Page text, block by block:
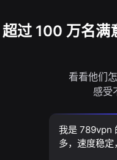
超过 100 万名满
看看他们
感受
我是 789vpn
多，速度稳定